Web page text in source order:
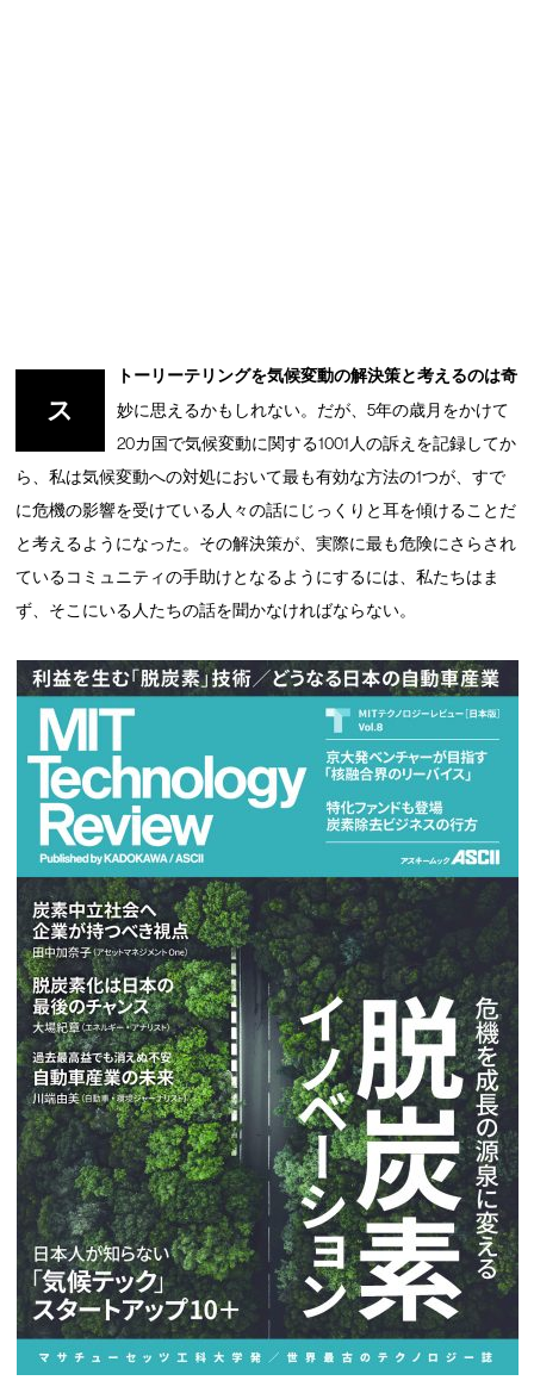
ス
トーリーテリングを気候変動の解決策と考えるのは奇
妙に思えるかもしれない。だが、5年の歳月をかけて
20カ国で気候変動に関する1001人の訴えを記録してか
ら、私は気候変動への対処において最も有効な方法の1つが、すで
に危機の影響を受けている人々の話にじっくりと耳を傾けることだ
と考えるようになった。その解決策が、実際に最も危険にさらされ
ているコミュニティの手助けとなるようにするには、私たちはま
ず、そこにいる人たちの話を聞かなければならない。